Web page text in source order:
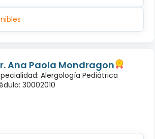
Ana Paola Mondragon
Alergología Pediátrica
30002010